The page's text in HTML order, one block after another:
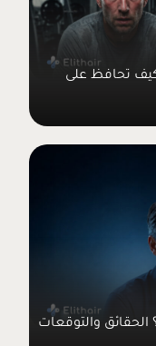
تحافظ على
والتوقعات